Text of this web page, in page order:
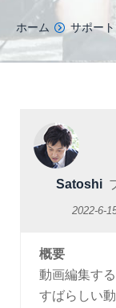
You are here:
ホーム サポート
Satoshi
2022-6-
概要
動画編集す
すばらしい